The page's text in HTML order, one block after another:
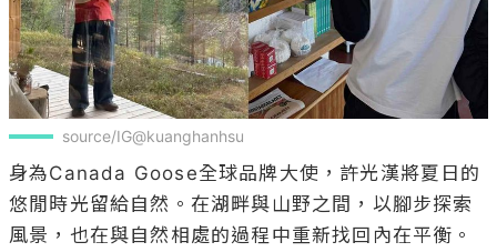
source/IG@kuanghanhsu
身為Canada Goose全球品牌大使，許光漢將夏日的
悠閒時光留給自然。在湖畔與山野之間，以腳步探索
風景，也在與自然相處的過程中重新找回內在平衡。